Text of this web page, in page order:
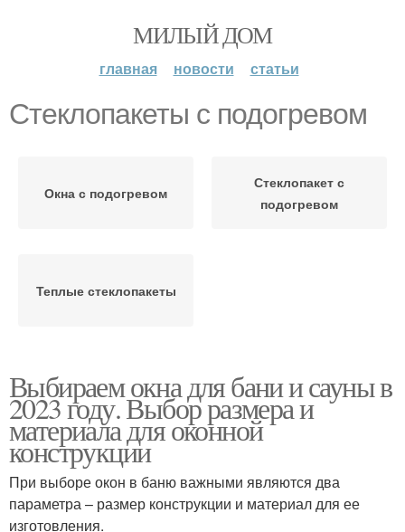
МИЛЫЙ ДОМ
главная новости статьи
Стеклопакеты с подогревом
Окна с подогревом
Стеклопакет с
подогревом
Теплые стеклопакеты
Выбираем окна для бани и сауны в
2023 году. Выбор размера и
материала для оконной
конструкции
При выборе окон в баню важными являются два
параметра – размер конструкции и материал для ее
изготовления.